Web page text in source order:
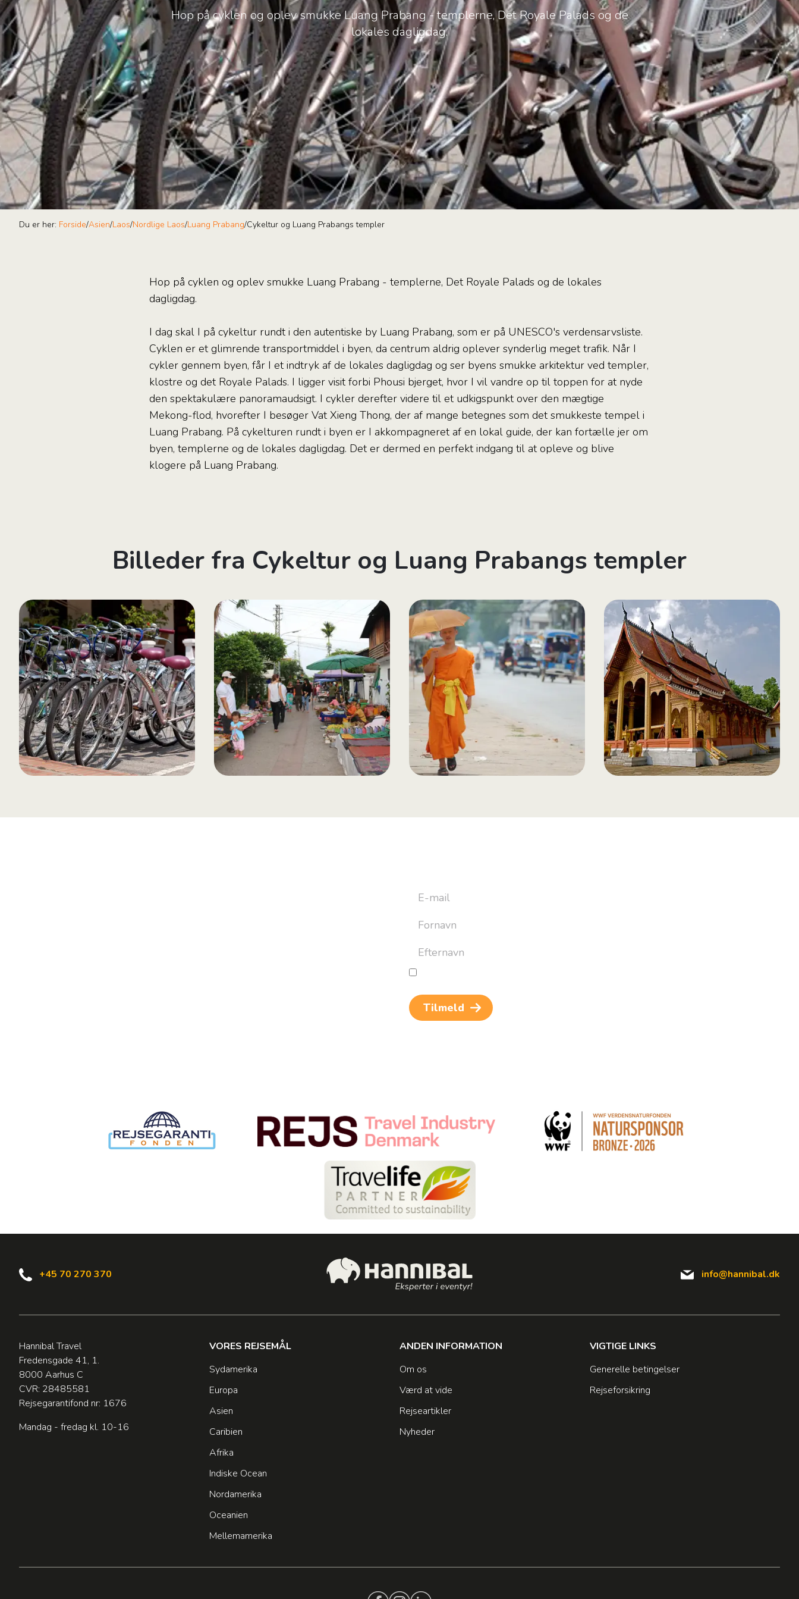
Hop på cyklen og oplev smukke Luang Prabang - templerne, Det Royale Palads og de
lokales dagligdag.
Du er her: Forside/Asien/Laos/Nordlige Laos/Luang Prabang/Cykeltur og Luang Prabangs templer
Hop på cyklen og oplev smukke Luang Prabang - templerne, Det Royale Palads og de lokales
dagligdag.
I dag skal I på cykeltur rundt i den autentiske by Luang Prabang, som er på UNESCO's verdensarvsliste.
Cyklen er et glimrende transportmiddel i byen, da centrum aldrig oplever synderlig meget trafik. Når I
cykler gennem byen, får I et indtryk af de lokales dagligdag og ser byens smukke arkitektur ved templer,
klostre og det Royale Palads. I ligger visit forbi Phousi bjerget, hvor I vil vandre op til toppen for at nyde
den spektakulære panoramaudsigt. I cykler derefter videre til et udkigspunkt over den mægtige
Mekong-flod, hvorefter I besøger Vat Xieng Thong, der af mange betegnes som det smukkeste tempel i
Luang Prabang. På cykelturen rundt i byen er I akkompagneret af en lokal guide, der kan fortælle jer om
byen, templerne og de lokales dagligdag. Det er dermed en perfekt indgang til at opleve og blive
klogere på Luang Prabang.
Billeder fra Cykeltur og Luang Prabangs templer
+45 70 270 370 info@hannibal.dk
Hannibal Travel
Fredensgade 41, 1.
8000 Aarhus C
CVR: 28485581
Rejsegarantifond nr: 1676
Mandag - fredag kl. 10-16
VORES REJSEMÅL
Sydamerika
Europa
Asien
Caribien
Afrika
Indiske Ocean
Nordamerika
Oceanien
Mellemamerika
ANDEN INFORMATION
Om os
Værd at vide
Rejseartikler
Nyheder
VIGTIGE LINKS
Generelle betingelser
Rejseforsikring